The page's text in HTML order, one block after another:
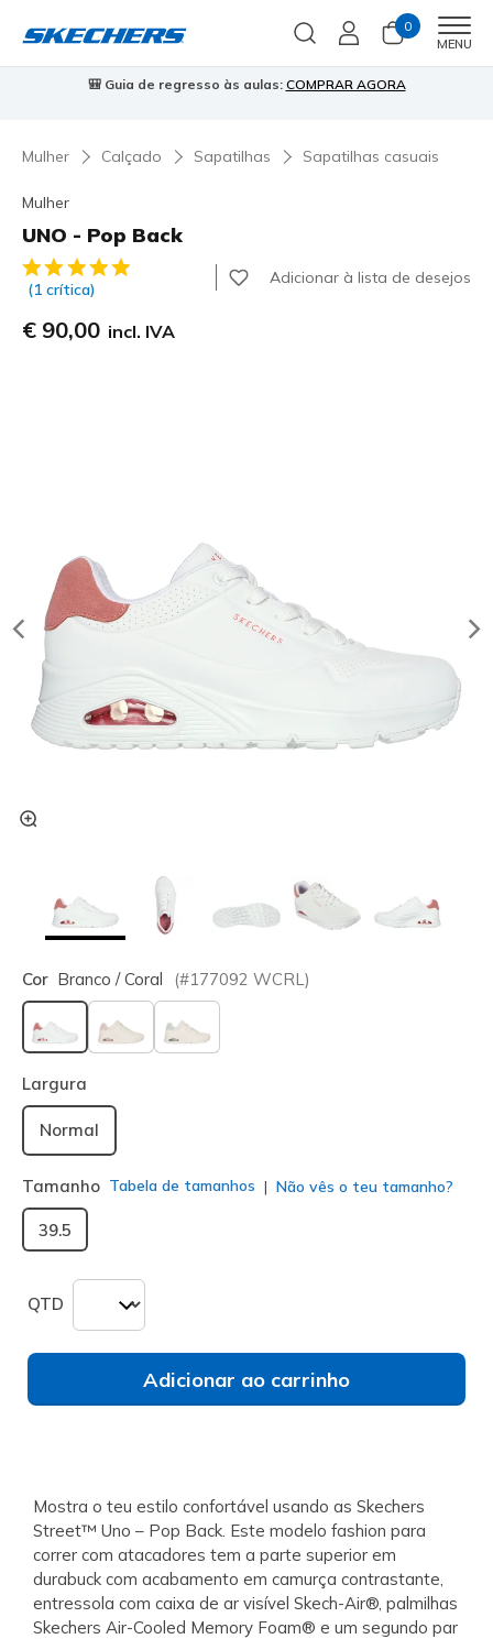
0
MENU
Skechers VIP:45 dias de devolução para membrosInscreve-te
Mulher Calçado Sapatilhas Sapatilhas casuais
Mulher
UNO - Pop Back
4$5 de 5 – Classificação do cliente
(1 crítica)
Adicionar à lista de desejos
€ 90,00 incl. IVA
Cor Branco / Coral (#177092 WCRL )
selecionado
Largura
Normal
Tamanho Tabela de tamanhos Não vês o teu tamanho?
39.5
QTD
Adicionar ao carrinho
Mostra o teu estilo confortável usando as Skechers
Street™ Uno – Pop Back. Este modelo fashion para
correr com atacadores tem a parte superior em
durabuck com acabamento em camurça contrastante,
entressola com caixa de ar visível Skech-Air®, palmilhas
Skechers Air-Cooled Memory Foam® e um segundo par